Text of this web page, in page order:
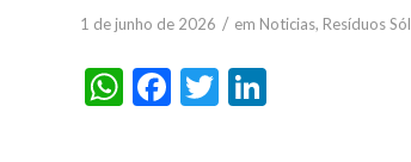
1 de junho de 2026 / em Noticias, Resíduos
WhatsApp
Facebook
Twitter